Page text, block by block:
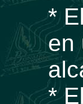
*
en
*